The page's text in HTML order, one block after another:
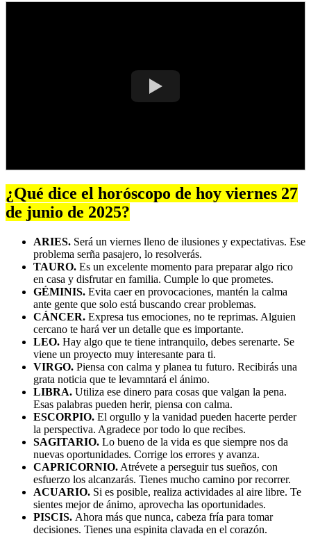
¿Qué dice el horóscopo de hoy viernes 27
de junio de 2025?
ARIES. Será un viernes lleno de ilusiones y expectativas. Ese
problema serña pasajero, lo resolverás.
TAURO. Es un excelente momento para preparar algo rico
en casa y disfrutar en familia. Cumple lo que prometes.
GÉMINIS. Evita caer en provocaciones, mantén la calma
ante gente que solo está buscando crear problemas.
CÁNCER. Expresa tus emociones, no te reprimas. Alguien
cercano te hará ver un detalle que es importante.
LEO. Hay algo que te tiene intranquilo, debes serenarte. Se
viene un proyecto muy interesante para ti.
VIRGO. Piensa con calma y planea tu futuro. Recibirás una
grata noticia que te levamntará el ánimo.
LIBRA. Utiliza ese dinero para cosas que valgan la pena.
Esas palabras pueden herir, piensa con calma.
ESCORPIO. El orgullo y la vanidad pueden hacerte perder
la perspectiva. Agradece por todo lo que recibes.
SAGITARIO. Lo bueno de la vida es que siempre nos da
nuevas oportunidades. Corrige los errores y avanza.
CAPRICORNIO. Atrévete a perseguir tus sueños, con
esfuerzo los alcanzarás. Tienes mucho camino por recorrer.
ACUARIO. Si es posible, realiza actividades al aire libre. Te
sientes mejor de ánimo, aprovecha las oportunidades.
PISCIS. Ahora más que nunca, cabeza fría para tomar
decisiones. Tienes una espinita clavada en el corazón.